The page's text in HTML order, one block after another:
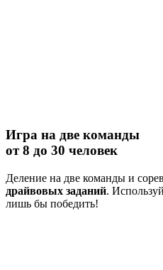
Игра на две команды
от 8 до 30 человек
Деление на две команды и
драйвовых заданий.
лишь бы победить!